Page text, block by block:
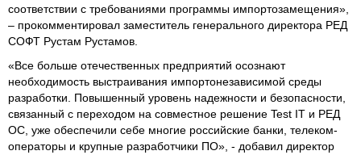
соответствии с требованиями программы импортозамещения»,
– прокомментировал заместитель генерального директора РЕД
СОФТ Рустам Рустамов.
«Все больше отечественных предприятий осознают
необходимость выстраивания импортонезависимой среды
разработки. Повышенный уровень надежности и безопасности,
связанный с переходом на совместное решение Test IT и РЕД
ОС, уже обеспечили себе многие российские банки, телеком-
операторы и крупные разработчики ПО», - добавил директор